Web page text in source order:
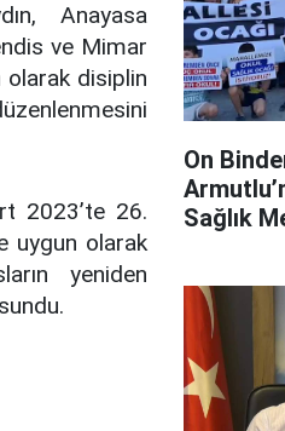
Anayasa
ve Mimar
olarak disiplin
2023’te 26.
uygun olarak
yeniden
On
Sağlık